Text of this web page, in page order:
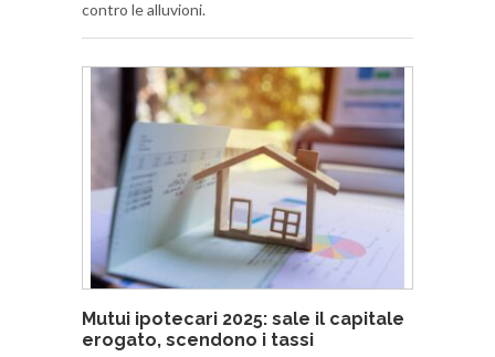
contro le alluvioni.
Mutui ipotecari 2025: sale il capitale
erogato, scendono i tassi